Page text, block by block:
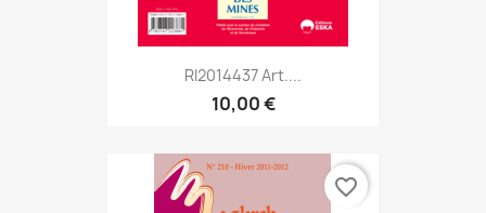
RI2014437 Art....
10,00 €
favorite_border